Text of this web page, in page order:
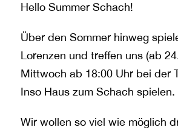
Hello Summer Schach!
Über den Sommer hinweg
Lorenzen und treffen uns (ab
Mittwoch ab 18:00 Uhr bei der
Inso Haus zum Schach spielen.
Wir wollen so viel wie möglich